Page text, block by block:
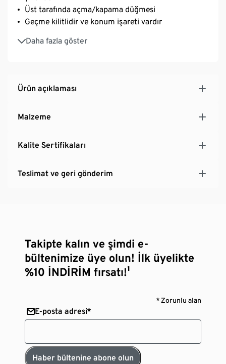
Üst tarafında açma/kapama düğmesi
Geçme kilitlidir ve konum işareti vardır
Daha fazla göster
Yolculuk için de idealdir
Piller dahildir
Ürün açıklaması
Malzeme
Kalite Sertifikaları
Teslimat ve geri gönderim
Takipte kalın ve şimdi e-
bültenimize üye olun! İlk üyelikte
%10 İNDİRİM fırsatı!¹
* Zorunlu alan
E-posta adresi*
Haber bültenine abone olun